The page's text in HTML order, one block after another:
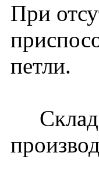
При
петли.